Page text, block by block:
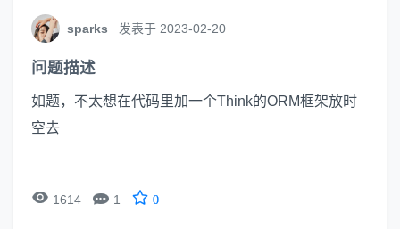
sparks 发表于 2023-02-20
问题描述
如题，不太想在代码里加一个Think的ORM框架放时
空去
 1614  1 0